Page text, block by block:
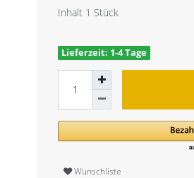
Inhalt 1 Stück
Lieferzeit: 1-4 Tage
Wunschliste